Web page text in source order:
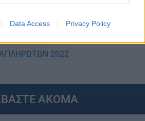
Data Access Privacy Policy
ΚΕΝΑ
2022
ΑΚΟΜΑ